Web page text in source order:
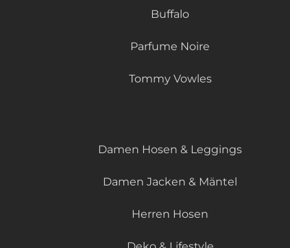
Buffalo
Parfume Noire
Tommy Vowles
Damen Hosen & Leggings
Damen Jacken & Mäntel
Herren Hosen